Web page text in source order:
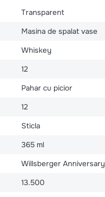
Transparent
Masina de spalat vase
Whiskey
12
Pahar cu picior
12
Sticla
365 ml
Willsberger Anniversary
13.500